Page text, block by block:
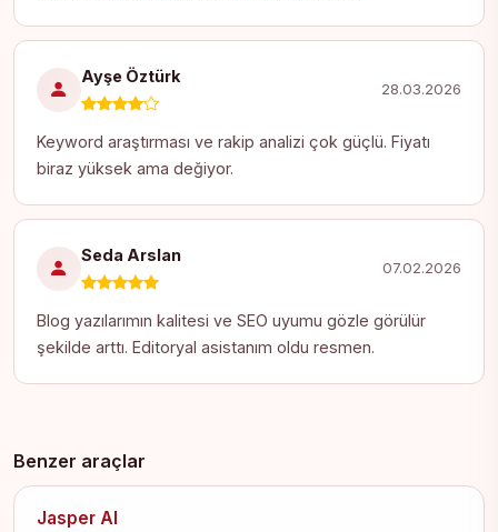
Ayşe Öztürk
28.03.2026
Keyword araştırması ve rakip analizi çok güçlü. Fiyatı
biraz yüksek ama değiyor.
Seda Arslan
07.02.2026
Blog yazılarımın kalitesi ve SEO uyumu gözle görülür
şekilde arttı. Editoryal asistanım oldu resmen.
Benzer araçlar
Jasper AI